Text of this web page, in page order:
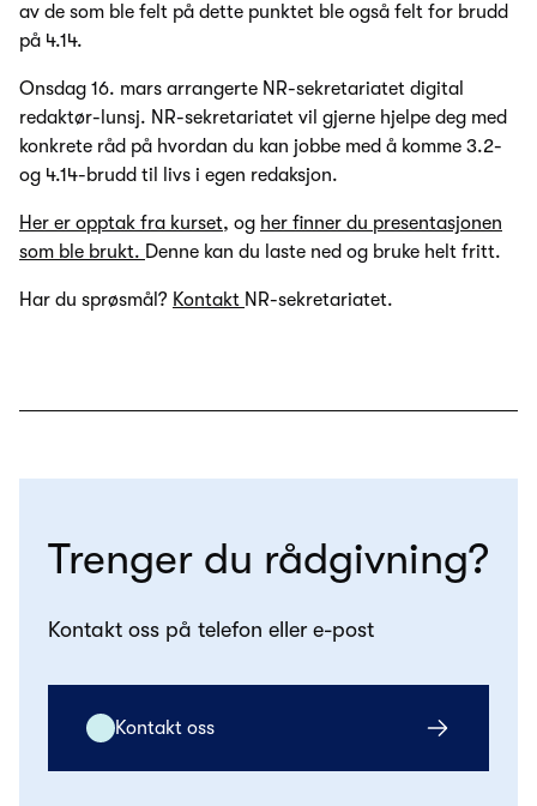
av de som ble felt på dette punktet ble også felt for brudd
på 4.14.
Onsdag 16. mars arrangerte NR-sekretariatet digital
redaktør-lunsj. NR-sekretariatet vil gjerne hjelpe deg med
konkrete råd på hvordan du kan jobbe med å komme 3.2-
og 4.14-brudd til livs i egen redaksjon.
Her er opptak fra kurset, og her finner du presentasjonen
som ble brukt. Denne kan du laste ned og bruke helt fritt.
Har du sprøsmål? Kontakt NR-sekretariatet.
Trenger du rådgivning?
Kontakt oss på telefon eller e-post
Kontakt oss